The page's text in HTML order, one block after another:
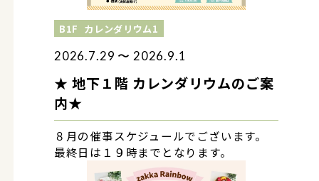
B1F カレンダリウム1
2026.7.29 〜 2026.9.1
★ 地下１階 カレンダリウムのご案
内★
８月の催事スケジュールでございます。
最終日は１９時までとなります。